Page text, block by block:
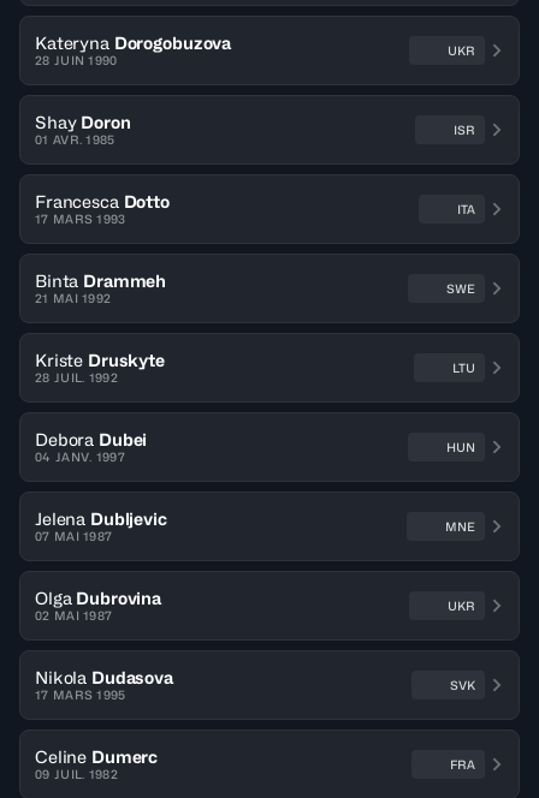
Kateryna Dorogobuzova
28 JUIN 1990
UKR
Shay Doron
01 AVR. 1985
ISR
Francesca Dotto
17 MARS 1993
ITA
Binta Drammeh
21 MAI 1992
SWE
Kriste Druskyte
28 JUIL. 1992
LTU
Debora Dubei
04 JANV. 1997
HUN
Jelena Dubljevic
07 MAI 1987
MNE
Olga Dubrovina
02 MAI 1987
UKR
Nikola Dudasova
17 MARS 1995
SVK
Celine Dumerc
09 JUIL. 1982
FRA